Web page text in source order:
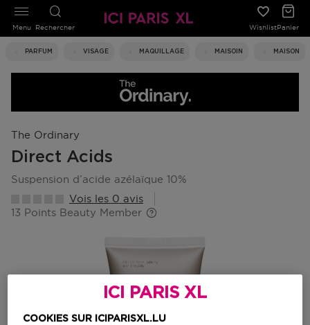
Rechercher WishlistPanier
PARFUM VISAGE MAQUILLAGE MAISOIN MAISON
Menu
The Ordinary
Direct Acids
suspension d’acide azélaïque 10%
Vois les 0 avis
13 Points Beauty Member
ICI PARIS XL
COOKIES SUR ICIPARISXL.LU